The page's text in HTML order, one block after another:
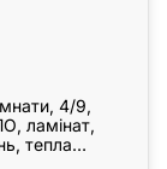
4/9,
ламінат,
тепла